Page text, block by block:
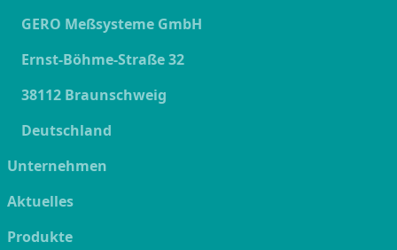
GERO Meßsysteme GmbH
Ernst-Böhme-Straße 32
38112 Braunschweig
Deutschland
Unternehmen
Aktuelles
Produkte